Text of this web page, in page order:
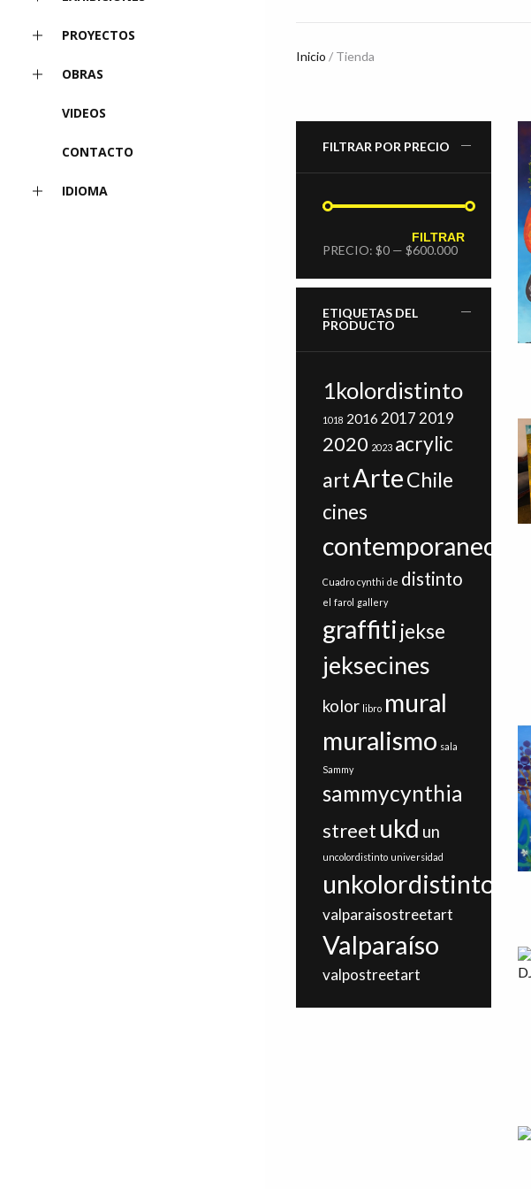
PROYECTOS
OBRAS
VIDEOS
CONTACTO
IDIOMA
Inicio / Tienda
FILTRAR POR PRECIO
MÍNIMO
MÁXIMO
FILTRAR
PRECIO: $0 — $600.000
ETIQUETAS DEL
PRODUCTO
1kolordistinto
1018 2016 2017 2019
2020 2023 acrylic
artArteChile
cines
contemporaneo
Cuadro cynthi de distinto
el farol gallery
graffiti jekse
jeksecines
kolor libro mural
muralismo sala
Sammy
sammycynthia
street ukd un
uncolordistinto universidad
unkolordistinto
valparaisostreetart
Valparaíso
valpostreetart